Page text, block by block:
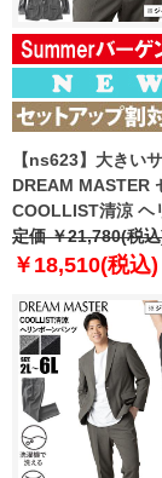
【ns623】大きい
DREAM MASTER
COOLLIST清涼 ヘ
トレッチ ジャケッ
シャブル スマリラ
定価 ￥21,780(税
￥18,510(税込)